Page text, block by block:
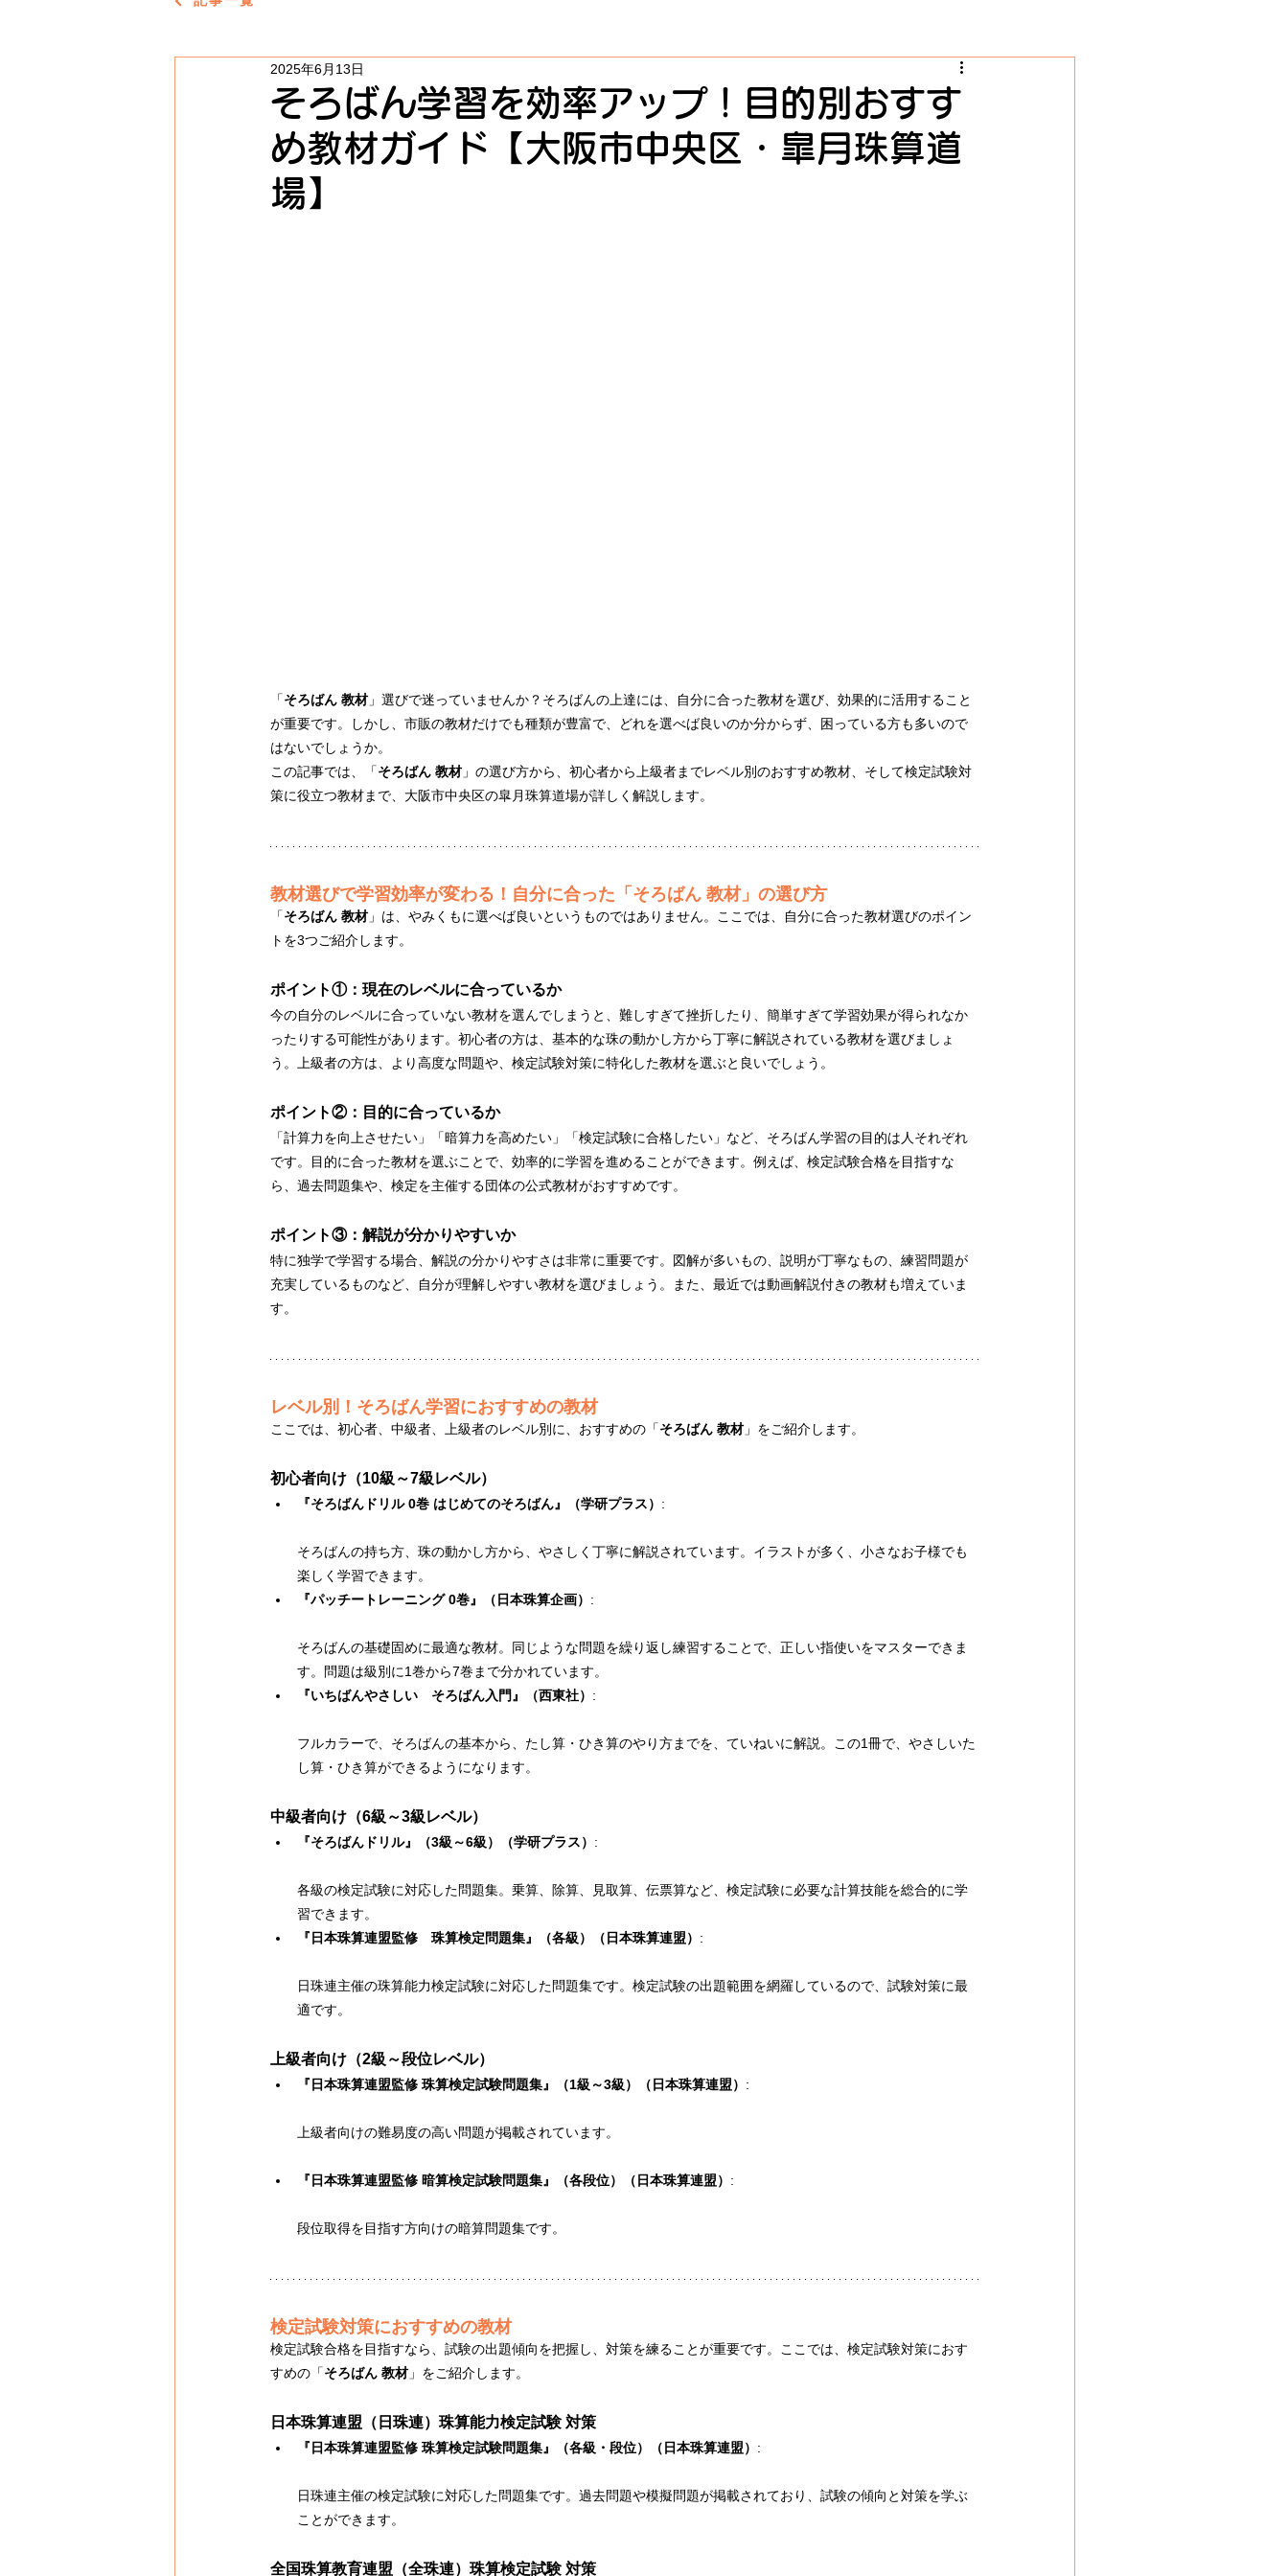
そろばん学習を効率アップ！目的別おすす
め教材ガイド【大阪市中央区・皐月珠算道
場】
2025年6月13日
「そろばん 教材」選びで迷っていませんか？そろばんの上達には、自分に合った教材を選び、効果的に活用すること
が重要です。しかし、市販の教材だけでも種類が豊富で、どれを選べば良いのか分からず、困っている方も多いので
はないでしょうか。
この記事では、「そろばん 教材」の選び方から、初心者から上級者までレベル別のおすすめ教材、そして検定試験対
策に役立つ教材まで、大阪市中央区の皐月珠算道場が詳しく解説します。
教材選びで学習効率が変わる！自分に合った「そろばん 教材」の選び方
「そろばん 教材」は、やみくもに選べば良いというものではありません。ここでは、自分に合った教材選びのポイン
トを3つご紹介します。
ポイント①：現在のレベルに合っているか
今の自分のレベルに合っていない教材を選んでしまうと、難しすぎて挫折したり、簡単すぎて学習効果が得られなか
ったりする可能性があります。初心者の方は、基本的な珠の動かし方から丁寧に解説されている教材を選びましょ
う。上級者の方は、より高度な問題や、検定試験対策に特化した教材を選ぶと良いでしょう。
ポイント②：目的に合っているか
「計算力を向上させたい」「暗算力を高めたい」「検定試験に合格したい」など、そろばん学習の目的は人それぞれ
です。目的に合った教材を選ぶことで、効率的に学習を進めることができます。例えば、検定試験合格を目指すな
ら、過去問題集や、検定を主催する団体の公式教材がおすすめです。
ポイント③：解説が分かりやすいか
特に独学で学習する場合、解説の分かりやすさは非常に重要です。図解が多いもの、説明が丁寧なもの、練習問題が
充実しているものなど、自分が理解しやすい教材を選びましょう。また、最近では動画解説付きの教材も増えていま
す。
レベル別！そろばん学習におすすめの教材
ここでは、初心者、中級者、上級者のレベル別に、おすすめの「そろばん 教材」をご紹介します。
初心者向け（10級～7級レベル）
『そろばんドリル 0巻 はじめてのそろばん』（学研プラス） :
そろばんの持ち方、珠の動かし方から、やさしく丁寧に解説されています。イラストが多く、小さなお子様でも
楽しく学習できます。
『パッチートレーニング 0巻』（日本珠算企画） :
そろばんの基礎固めに最適な教材。同じような問題を繰り返し練習することで、正しい指使いをマスターできま
す。問題は級別に1巻から7巻まで分かれています。
『いちばんやさしい　そろばん入門』（西東社） :
フルカラーで、そろばんの基本から、たし算・ひき算のやり方までを、ていねいに解説。この1冊で、やさしいた
し算・ひき算ができるようになります。
中級者向け（6級～3級レベル）
『そろばんドリル』（3級～6級）（学研プラス） :
各級の検定試験に対応した問題集。乗算、除算、見取算、伝票算など、検定試験に必要な計算技能を総合的に学
習できます。
『日本珠算連盟監修　珠算検定問題集』（各級）（日本珠算連盟） :
日珠連主催の珠算能力検定試験に対応した問題集です。検定試験の出題範囲を網羅しているので、試験対策に最
適です。
上級者向け（2級～段位レベル）
『日本珠算連盟監修 珠算検定試験問題集』（1級～3級）（日本珠算連盟） :
上級者向けの難易度の高い問題が掲載されています。
『日本珠算連盟監修 暗算検定試験問題集』（各段位）（日本珠算連盟） :
段位取得を目指す方向けの暗算問題集です。
検定試験対策におすすめの教材
検定試験合格を目指すなら、試験の出題傾向を把握し、対策を練ることが重要です。ここでは、検定試験対策におす
すめの「そろばん 教材」をご紹介します。
日本珠算連盟（日珠連）珠算能力検定試験 対策
『日本珠算連盟監修 珠算検定試験問題集』（各級・段位）（日本珠算連盟） :
日珠連主催の検定試験に対応した問題集です。過去問題や模擬問題が掲載されており、試験の傾向と対策を学ぶ
ことができます。
全国珠算教育連盟（全珠連）珠算検定試験 対策